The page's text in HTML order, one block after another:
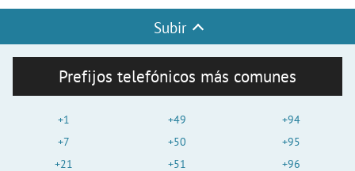
Subir
Prefijos telefónicos más comunes
+1
+7
+21
+49
+50
+51
+94
+95
+96